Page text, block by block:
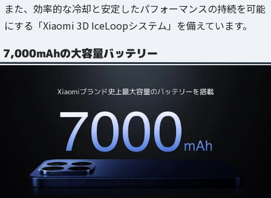
また、効率的な冷却と安定したパフォーマンスの持続を可能
にする「Xiaomi 3D IceLoopシステム」を備えています。
7,000mAhの大容量バッテリー